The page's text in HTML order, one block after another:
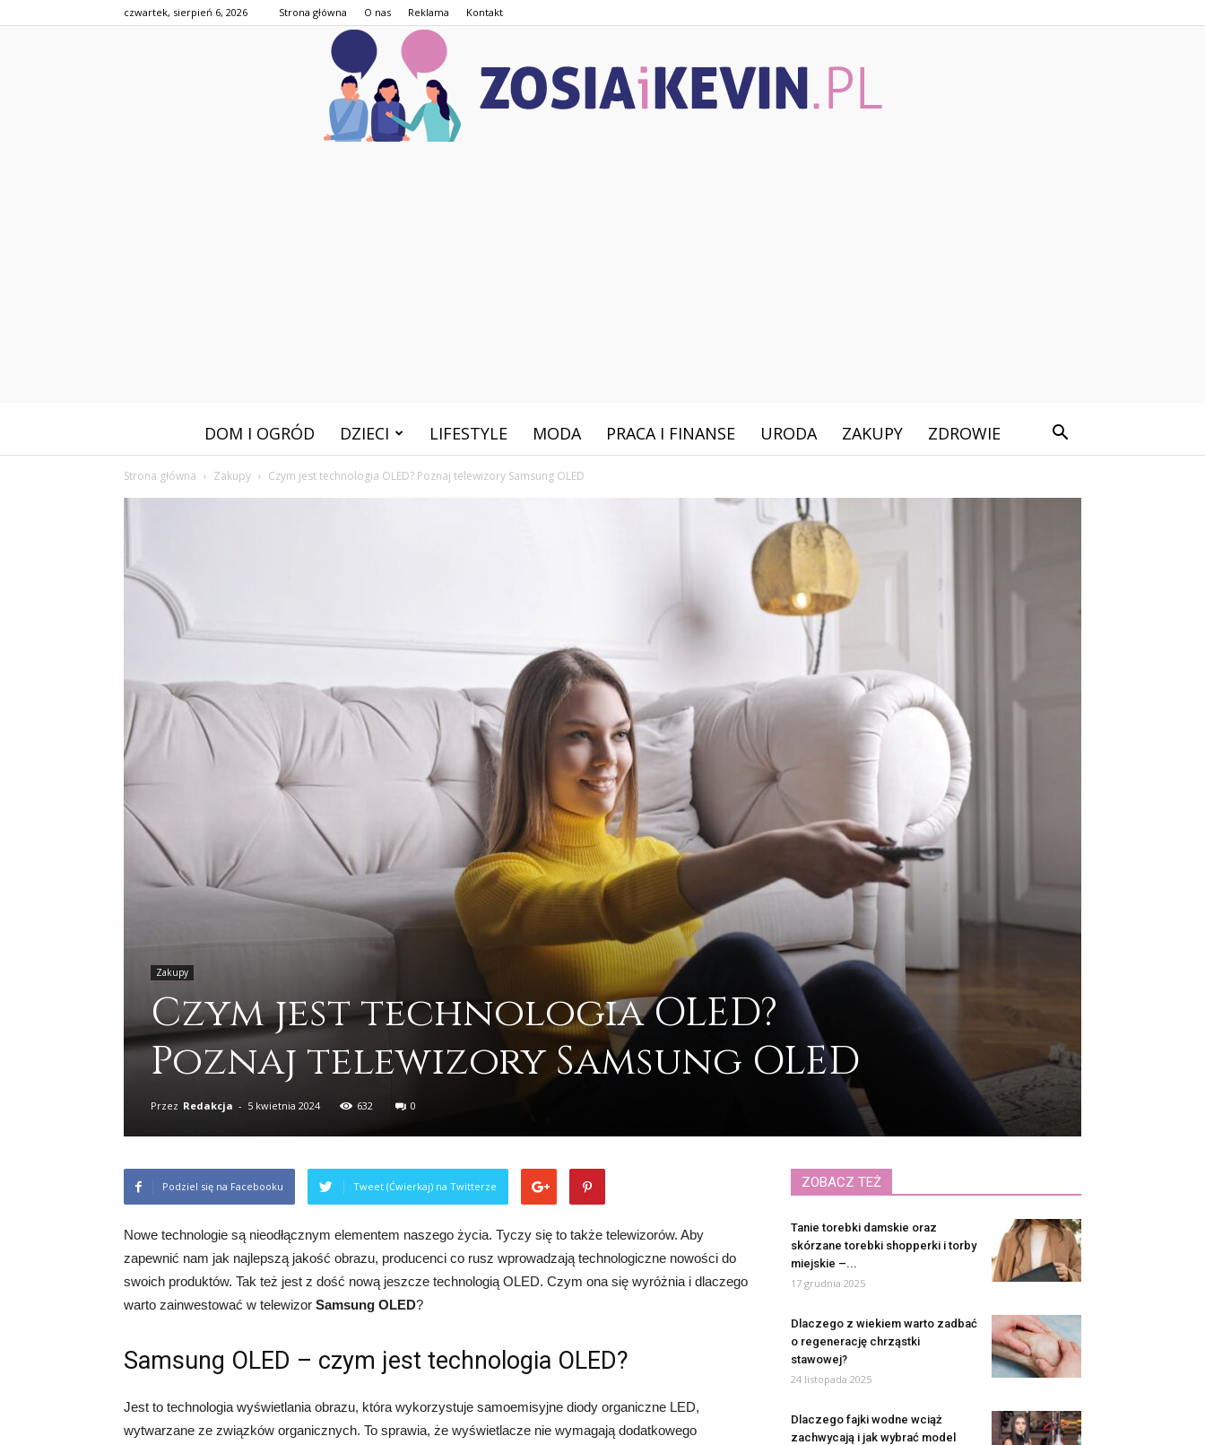
czwartek, sierpień 6, 2026 Strona główna O nas Reklama Kontakt
DOM I OGRÓD DZIECI LIFESTYLE MODA PRACA I FINANSE URODA ZAKUPY ZDROWIE
Strona główna Zakupy Czym jest technologia OLED? Poznaj telewizory Samsung OLED
Zakupy
Czym jest technologia OLED?
Poznaj telewizory Samsung OLED
Przez Redakcja - 5 kwietnia 2024 632 0
Podziel się na Facebooku Tweet (Ćwierkaj) na Twitterze
Nowe technologie są nieodłącznym elementem naszego życia. Tyczy się to także telewizorów. Aby
zapewnić nam jak najlepszą jakość obrazu, producenci co rusz wprowadzają technologiczne nowości do
swoich produktów. Tak też jest z dość nową jeszcze technologią OLED. Czym ona się wyróżnia i dlaczego
warto zainwestować w telewizor Samsung OLED?
Samsung OLED – czym jest technologia OLED?
Jest to technologia wyświetlania obrazu, która wykorzystuje samoemisyjne diody organiczne LED,
wytwarzane ze związków organicznych. To sprawia, że wyświetlacze nie wymagają dodatkowego
ZOBACZ TEŻ
Tanie torebki damskie oraz
skórzane torebki shopperki i torby
miejskie –...
17 grudnia 2025
Dlaczego z wiekiem warto zadbać
o regenerację chrząstki
stawowej?
24 listopada 2025
Dlaczego fajki wodne wciąż
zachwycają i jak wybrać model